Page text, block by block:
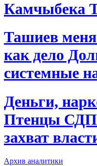
Камчыбека
Ташиев
как дело
системные
Деньги,
Птенцы
захват
Архив аналитики